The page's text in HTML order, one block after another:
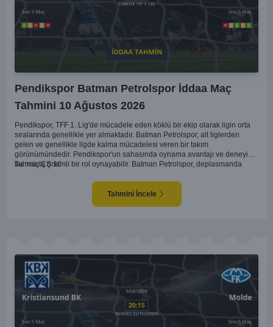
Pendikspor Batman Petrolspor İddaa Maç
Tahmini 10 Ağustos 2026
Pendikspor, TFF 1. Lig'de mücadele eden köklü bir ekip olarak ligin orta
sıralarında genellikle yer almaktadır. Batman Petrolspor, alt liglerden
gelen ve genellikle ligde kalma mücadelesi veren bir takım
görünümündedir. Pendikspor'un sahasında oynama avantajı ve deneyimi,
bu maçta önemli bir rol oynayabilir. Batman Petrolspor, deplasmanda
Pendikspor'un maçın kontrolünü elinde tutma olasılığı daha yüksek.
Takımların mevcut form durumları ve geçmiş performanslarına
bakıldığında ev sahibi ekibin galibiyeti daha yüksek bir ihtimal sunuyor.
Tahmin ÇŞ 10
Tahmini İncele